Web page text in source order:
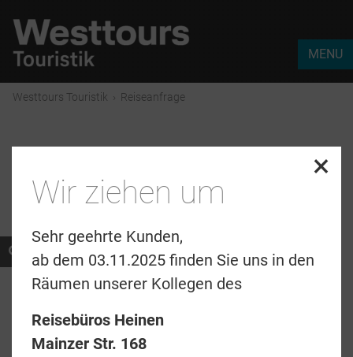
MENU
Westtours Touristik › Reiseanfrage
Reiseanfrage
* Pflichtfelder
×
Wir ziehen um
Sehr geehrte Kunden,
ab dem 03.11.2025 finden Sie uns in den
Räumen unserer Kollegen des
Reisebüros Heinen
Mainzer Str. 168